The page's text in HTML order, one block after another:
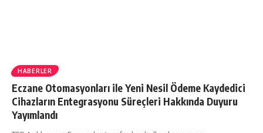
HABERLER
Eczane Otomasyonları ile Yeni Nesil Ödeme Kaydedici
Cihazların Entegrasyonu Süreçleri Hakkında Duyuru
Yayımlandı